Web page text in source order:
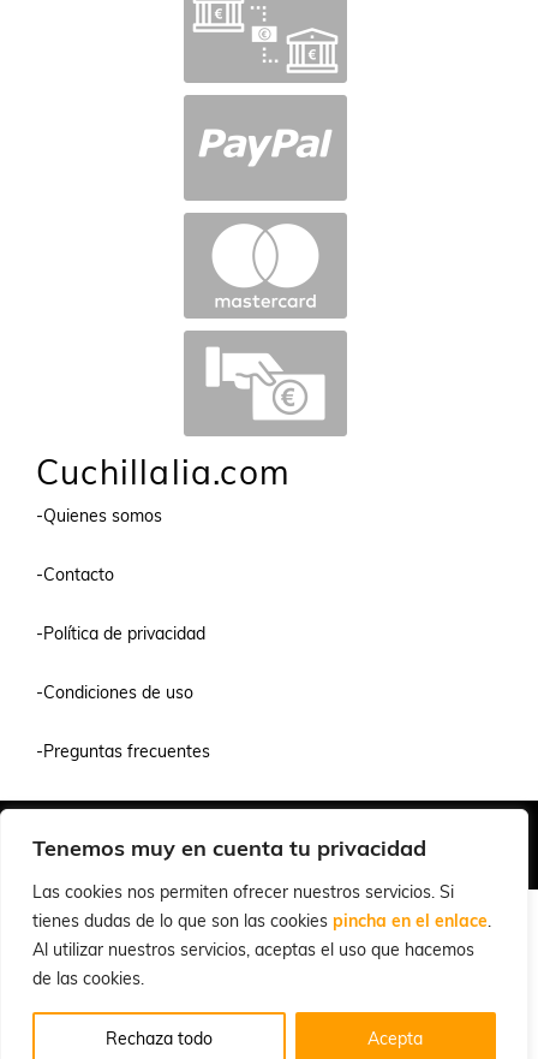
Tenemos muy en cuenta tu privacidad
Las cookies nos permiten ofrecer nuestros servicios. Si
tienes dudas de lo que son las cookies pincha en el enlace.
Al utilizar nuestros servicios, aceptas el uso que hacemos
de las cookies.
Rechaza todo Acepta
Cuchillalia.com
-Quienes somos
-Contacto
-Política de privacidad
-Condiciones de uso
-Preguntas frecuentes
© 2026 Cuchillalia.com